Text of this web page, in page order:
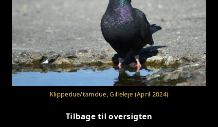
Klippedue/tamdue, Gilleleje (April 2024)
Tilbage til oversigten